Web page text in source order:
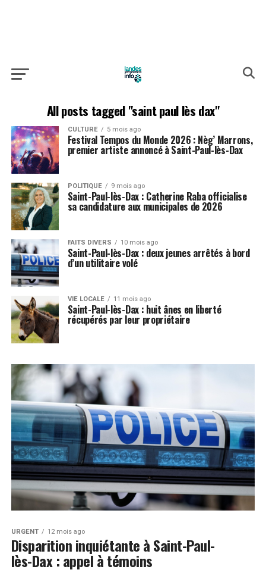
All posts tagged "saint paul lès dax"
CULTURE 5 mois ago
Festival Tempos du Monde 2026 : Nèg’ Marrons,
premier artiste annoncé à Saint-Paul-lès-Dax
POLITIQUE 9 mois ago
Saint-Paul-lès-Dax : Catherine Raba officialise
sa candidature aux municipales de 2026
FAITS DIVERS 10 mois ago
Saint-Paul-lès-Dax : deux jeunes arrêtés à bord
d’un utilitaire volé
VIE LOCALE 11 mois ago
Saint-Paul-lès-Dax : huit ânes en liberté
récupérés par leur propriétaire
URGENT 12 mois ago
Disparition inquiétante à Saint-Paul-
lès-Dax : appel à témoins